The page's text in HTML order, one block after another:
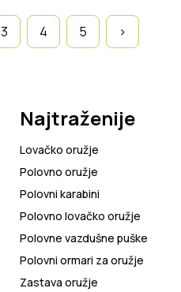
3 4 5 ›
Najtraženije
Lovačko oružje
Polovno oružje
Polovni karabini
Polovno lovačko oružje
Polovne vazdušne puške
Polovni ormari za oružje
Zastava oružje